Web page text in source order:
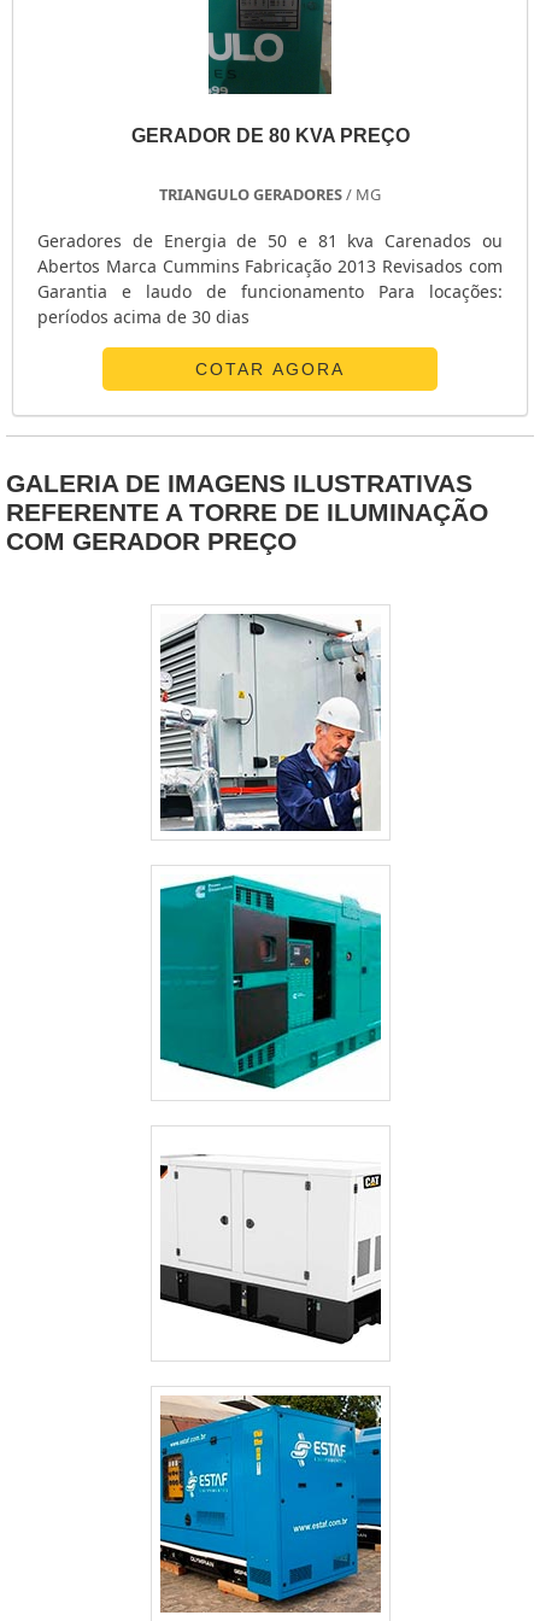
CONJUNTO GERADOR DE ENERGIA
COMPRAR UM GERADOR DE ENERGIA
COMPRAR GRUPO GERADOR DE ENERGIA
COMPRAR GRUPO GERADOR DE ENERGIA A DIESEL
COMPRAR GERADOR
COMPRAR GERADOR PEQUENO A DIESEL
COMPRAR GERADOR DE ENERGIA USADO
COMPRAR GERADOR DE ENERGIA A GASOLINA
COMPRAR GERADOR DE ENERGIA A DIESEL USADO
COMPRAR GERADOR DE ENERGIA A DIESEL SP
CARREGADOR DE BATERIA PARA GERADOR
ASSISTÊNCIA TÉCNICA GRUPO GERADOR INDUSTRIAL
ASSISTÊNCIA TÉCNICA GRUPO GERADOR INDUSTRIAL EM MINAS
ALUGUEL GERADOR EMERGÊNCIA
ALUGUEL GERADOR DE ENERGIA VALOR
ALUGUEL GERADOR DE ENERGIA PREÇO
ALUGUEL GERADOR DE ENERGIA PREÇO GUARULHOS
ALUGUEL GERADOR CASAMENTO
ALUGUEL DE GRUPO GERADOR SÃO PAULO
ALUGUEL DE GRUPO DE GERADOR DE ENERGIA
ALUGUEL DE GERADORES PARA EVENTOS SÃO PAULO
ALUGUEL DE GERADORES DE ENERGIA A DIESEL SÃO PAULO
ALUGUEL DE GERADORES CAMPINAS
ALUGUEL DE GERADORES A DIESEL
ALUGUEL DE GERADOR GUARULHOS
ALUGUEL DE GERADOR DE ENERGIA VALOR
ALUGUEL DE GERADOR DE ENERGIA PREÇO SÃO PAULO
ALUGUEL DE GERADOR DE ENERGIA PREÇO GUARULHOS
ALUGUEL DE GERADOR DE ENERGIA PARA FESTAS PREÇO SÃO PAULO
ALUGUEL DE GERADOR DE ENERGIA GUARULHOS
ALUGUEL DE GERADOR DE ENERGIA EM SÃO JOSE DOS CAMPOS
ALUGUEL DE GERADOR DE ENERGIA EM GUARULHOS
ALUGUEL DE GERADOR DE ENERGIA DE PEQUENO PORTE
ALUGUEL DE GERADOR DE ENERGIA CAMPINAS
ALUGUEL DE GERADOR DE ENERGIA A DIESEL
ALUGUEL DE GERADOR DE ENERGIA A DIESEL SÃO PAULO
ALUGUEL DE GERADOR DE EMERGÊNCIA
ALUGUEL DE GERADOR DE EMERGÊNCIA GUARULHOS
ALUGUEL DE GERADOR 500 KVA
GERADOR DE 80 KVA PREÇO
TRIANGULO GERADORES/ MG
Geradores de Energia de 50 e 81 kva Carenados ou
Abertos Marca Cummins Fabricação 2013 Revisados com
Garantia e laudo de funcionamento Para locações:
períodos acima de 30 dias
COTAR AGORA
GALERIA DE IMAGENS ILUSTRATIVAS
REFERENTE A TORRE DE ILUMINAÇÃO
COM GERADOR PREÇO